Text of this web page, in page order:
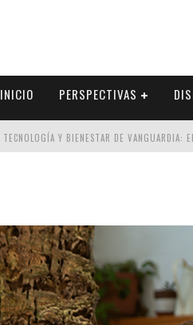
INICIO PERSPECTIVAS
TECNOLOGÍA Y BIENESTAR DE VANGUARDIA:
EL DESPERTAR DE LA CALIDEZ: ACABADOS